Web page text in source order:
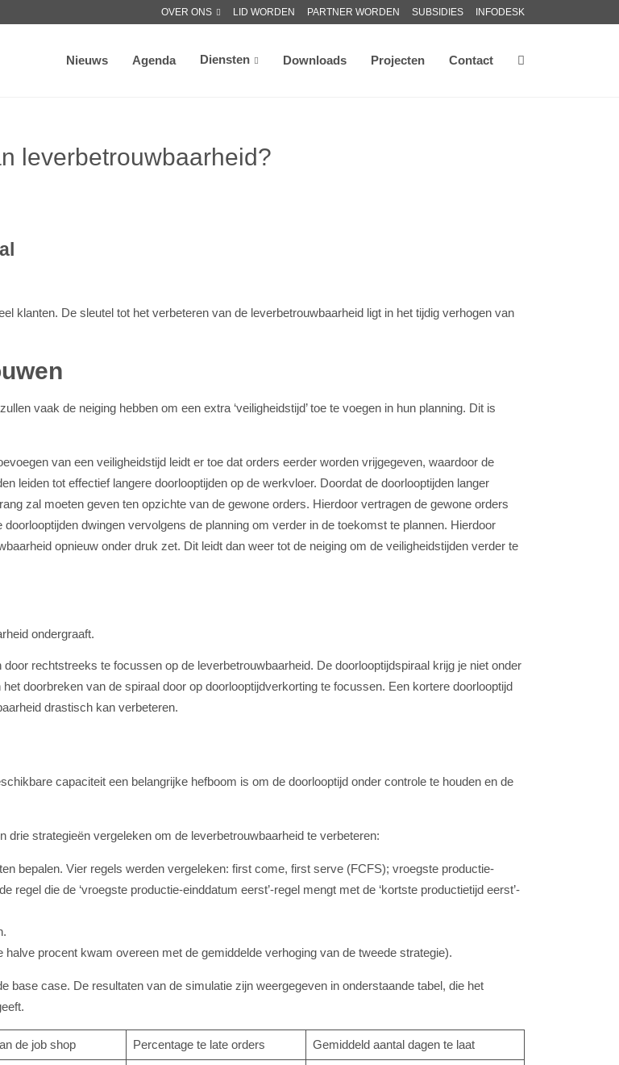
OVER ONS LID WORDEN PARTNER WORDEN SUBSIDIES INFODESK
Nieuws Agenda Diensten Downloads Projecten Contact
leverbetrouwbaarheid?
klanten. De sleutel tot het verbeteren van de leverbetrouwbaarheid ligt in het tijdig verhogen van
vaak de neiging hebben om een extra ‘veiligheidstijd’ toe te voegen in hun planning. Dit is
van een veiligheidstijd leidt er toe dat orders eerder worden vrijgegeven, waardoor de
leiden tot effectief langere doorlooptijden op de werkvloer. Doordat de doorlooptijden langer
zal moeten geven ten opzichte van de gewone orders. Hierdoor vertragen de gewone orders
dwingen vervolgens de planning om verder in de toekomst te plannen. Hierdoor
opnieuw onder druk zet. Dit leidt dan weer tot de neiging om de veiligheidstijden verder te
ondergraaft.
rechtstreeks te focussen op de leverbetrouwbaarheid. De doorlooptijdspiraal krijg je niet onder
doorbreken van de spiraal door op doorlooptijdverkorting te focussen. Een kortere doorlooptijd
drastisch kan verbeteren.
capaciteit een belangrijke hefboom is om de doorlooptijd onder controle te houden en de
strategieën vergeleken om de leverbetrouwbaarheid te verbeteren:
bepalen. Vier regels werden vergeleken: first come, first serve (FCFS); vroegste productie-
die de ‘vroegste productie-einddatum eerst’-regel mengt met de ‘kortste productietijd eerst’-
procent kwam overeen met de gemiddelde verhoging van de tweede strategie).
base case. De resultaten van de simulatie zijn weergegeven in onderstaande tabel, die het
de job shop Percentage te late orders Gemiddeld aantal dagen te laat